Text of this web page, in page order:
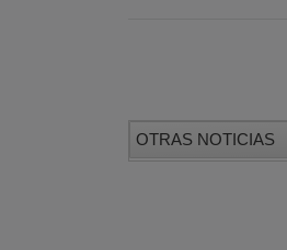
OTRAS NOTICIAS